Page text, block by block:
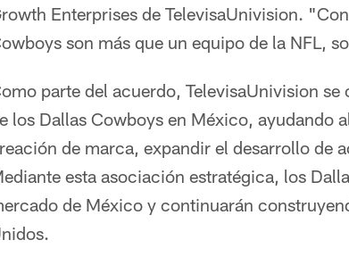
Enterprises de TelevisaUnivision.
son más que un equipo de la NFL,
parte del acuerdo, TelevisaUnivision
los Dallas Cowboys en México, ayudando
de marca, expandir el desarrollo de
esta asociación estratégica, los
de México y continuarán